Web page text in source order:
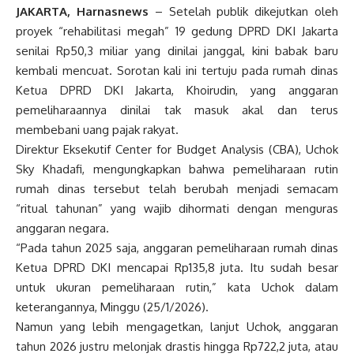
JAKARTA, Harnasnews – Setelah publik dikejutkan oleh
proyek “rehabilitasi megah” 19 gedung DPRD DKI Jakarta
senilai Rp50,3 miliar yang dinilai janggal, kini babak baru
kembali mencuat. Sorotan kali ini tertuju pada rumah dinas
Ketua DPRD DKI Jakarta, Khoirudin, yang anggaran
pemeliharaannya dinilai tak masuk akal dan terus
membebani uang pajak rakyat.
Direktur Eksekutif Center for Budget Analysis (CBA), Uchok
Sky Khadafi, mengungkapkan bahwa pemeliharaan rutin
rumah dinas tersebut telah berubah menjadi semacam
“ritual tahunan” yang wajib dihormati dengan menguras
anggaran negara.
“Pada tahun 2025 saja, anggaran pemeliharaan rumah dinas
Ketua DPRD DKI mencapai Rp135,8 juta. Itu sudah besar
untuk ukuran pemeliharaan rutin,” kata Uchok dalam
keterangannya, Minggu (25/1/2026).
Namun yang lebih mengagetkan, lanjut Uchok, anggaran
tahun 2026 justru melonjak drastis hingga Rp722,2 juta, atau